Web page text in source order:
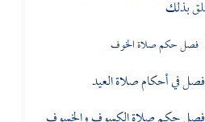
بذلك
فصل حكم صلاة الخوف
فصل في أحكام صلاة العيد